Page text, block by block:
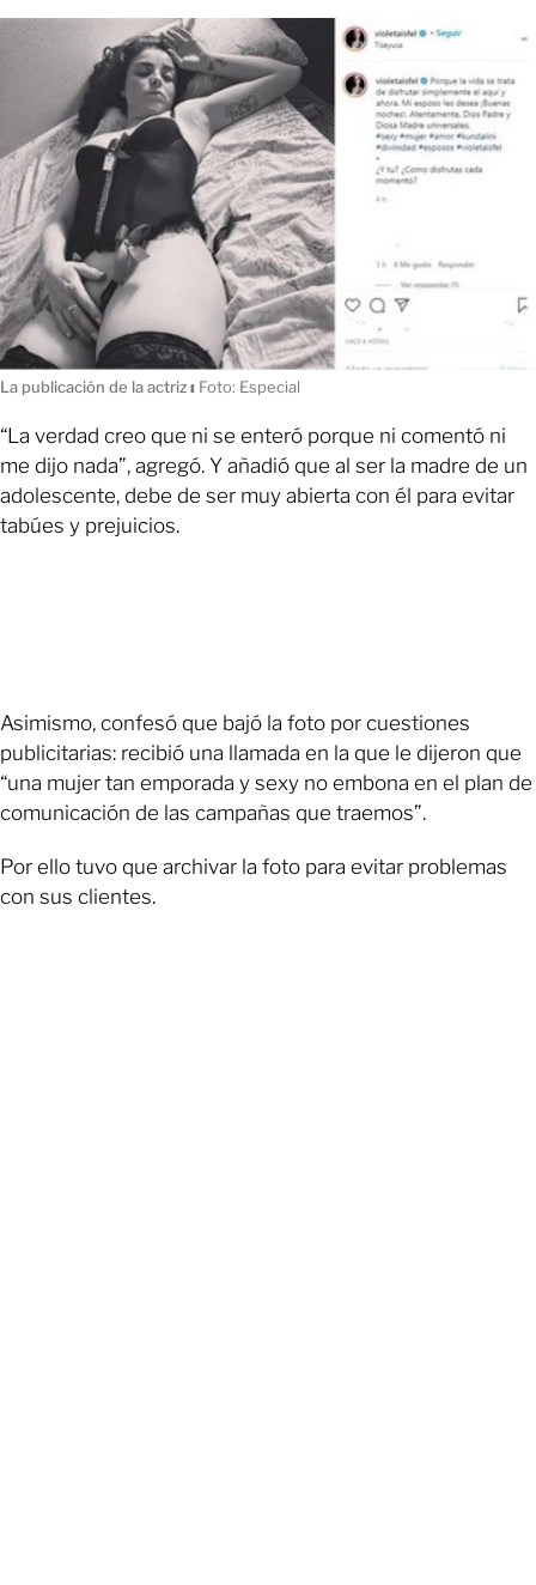
La publicación de la actrizı Foto: Especial
“La verdad creo que ni se enteró porque ni comentó ni
me dijo nada”, agregó. Y añadió que al ser la madre de un
adolescente, debe de ser muy abierta con él para evitar
tabúes y prejuicios.
Asimismo, confesó que bajó la foto por cuestiones
publicitarias: recibió una llamada en la que le dijeron que
“una mujer tan emporada y sexy no embona en el plan de
comunicación de las campañas que traemos”.
Por ello tuvo que archivar la foto para evitar problemas
con sus clientes.